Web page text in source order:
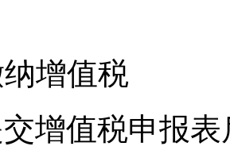
增值税
值税申报表